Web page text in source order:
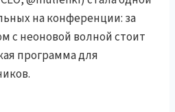
на конференции: за
с неоновой волной стоит
программа для